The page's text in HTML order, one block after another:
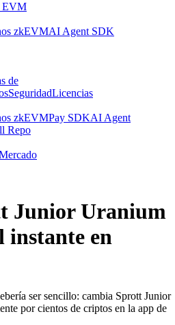
EVM
zkEVMAI Agent SDK
de
SeguridadLicencias
zkEVMPay SDKAI Agent
Repo
Junior Uranium
instante en
ser sencillo: cambia Sprott Junior
por cientos de criptos en la app de